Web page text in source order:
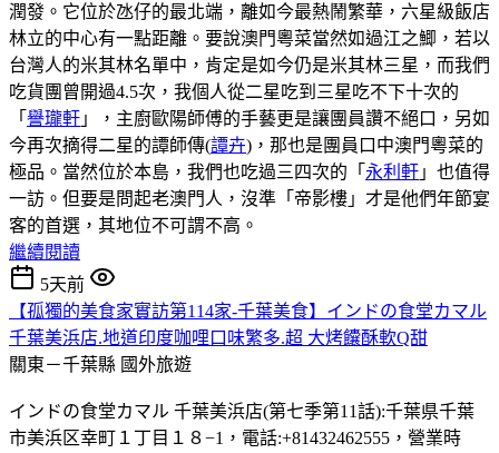
潤發。它位於氹仔的最北端，離如今最熱鬧繁華，六星級飯店
林立的中心有一點距離。要說澳門粵菜當然如過江之鯽，若以
台灣人的米其林名單中，肯定是如今仍是米其林三星，而我們
吃貨團曾開過4.5次，我個人從二星吃到三星吃不下十次的
「 譽瓏軒 」，主廚歐陽師傅的手藝更是讓團員讚不絕口，另如
今再次摘得二星的譚師傳(譚卉)，那也是團員口中澳門粵菜的
極品。當然位於本島，我們也吃過三四次的「 永利軒 」也值得
一訪。但要是問起老澳門人，沒準「帝影樓」才是他們年節宴
客的首選，其地位不可謂不高。
繼續閱讀
5天前
【孤獨的美食家實訪第114家-千葉美食】インドの食堂カマル
千葉美浜店.地道印度咖哩口味繁多.超 大烤饢酥軟Q甜
關東－千葉縣 國外旅遊
インドの食堂カマル 千葉美浜店(第七季第11話):千葉県千葉
市美浜区幸町１丁目１８−1，電話:+81432462555，營業時